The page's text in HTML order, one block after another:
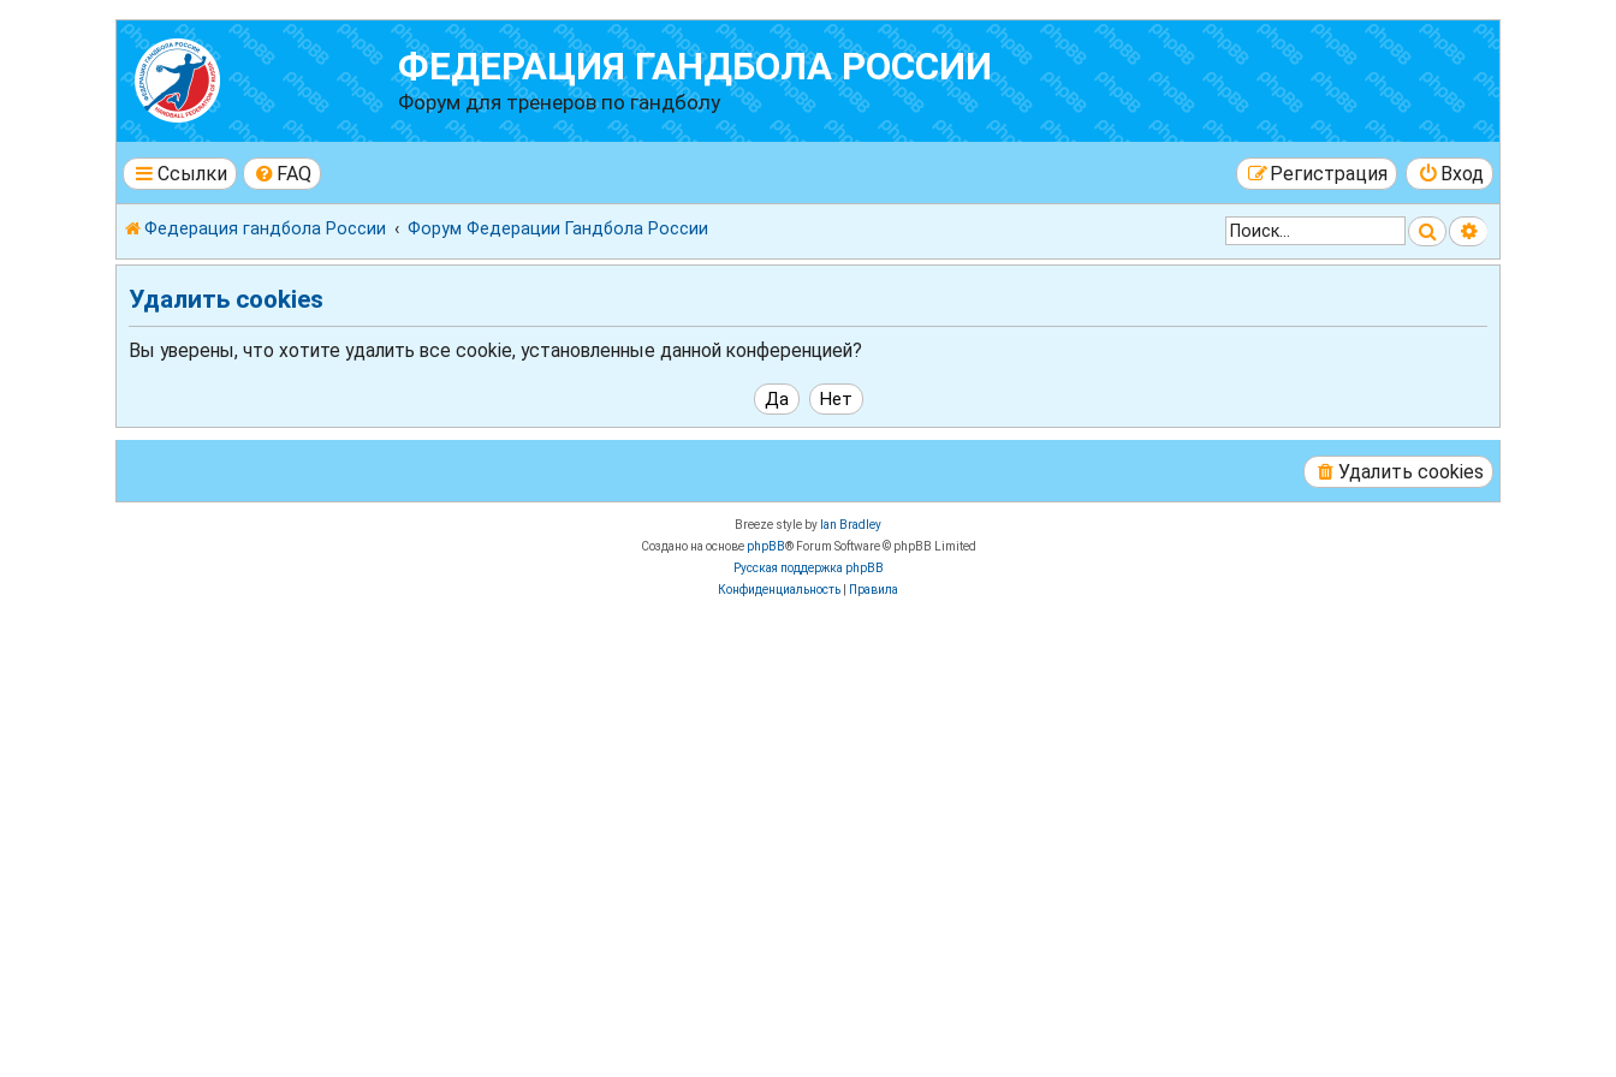
ФЕДЕРАЦИЯ ГАНДБОЛА РОССИИ
Форум для тренеров по гандболу
Ссылки FAQ Вход
Регистрация
Федерация гандбола России Форум Федерации Гандбола России ПоискРасширенный
Удалить cookies
Вы уверены, что хотите удалить все cookie, установленные данной конференцией?
Удалить cookies
Breeze style by Ian Bradley
Создано на основе phpBB® Forum Software © phpBB Limited
Русская поддержка phpBB
Конфиденциальность
Правила